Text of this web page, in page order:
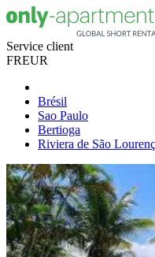
Service client
FREUR
Brésil
Sao Paulo
Bertioga
Riviera de São